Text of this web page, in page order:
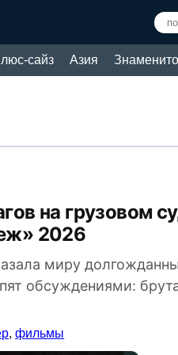
сайз Азия
2026
миру
обсуждениями:
,фильмы